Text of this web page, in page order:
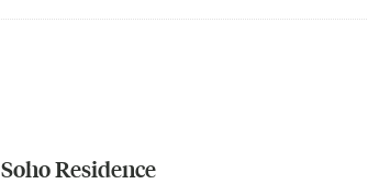
Soho Residence